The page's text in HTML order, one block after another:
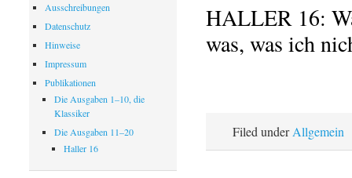
HALLER 16:
was, was ich
Filed underAllgemein
Ausschreibungen
Datenschutz
Hinweise
Impressum
Publikationen
Die Ausgaben 1–10, die
Klassiker
Die Ausgaben 11–20
Haller 16